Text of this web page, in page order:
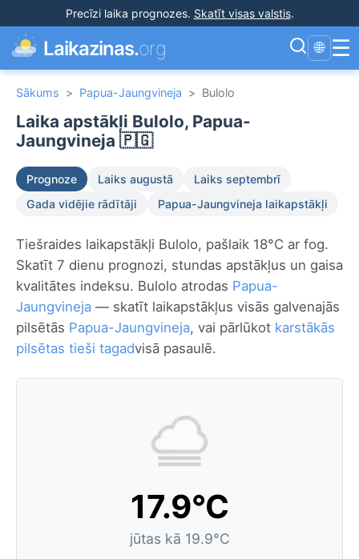
Precīzi laika prognozes. Skatīt visas valstis.
Laikazinas.org 🌐 ☰
Sākums > Papua-Jaungvineja > Bulolo
Laika apstākļi Bulolo, Papua-
Jaungvineja 🇵🇬
Prognoze Laiks augustā
Laiks septembrī
Gada vidējie rādītāji
Papua-Jaungvineja laikapstākļi
Tiešraides laikapstākļi Bulolo, pašlaik 18°C ar fog.
Skatīt 7 dienu prognozi, stundas apstākļus un gaisa
kvalitātes indeksu. Bulolo atrodas Papua-
Jaungvineja — skatīt laikapstākļus visās galvenajās
pilsētās Papua-Jaungvineja, vai pārlūkot karstākās
pilsētas tieši tagadvisā pasaulē.
17.9°C
jūtas kā 19.9°C